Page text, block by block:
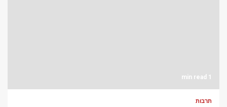
1 min read
תרבות